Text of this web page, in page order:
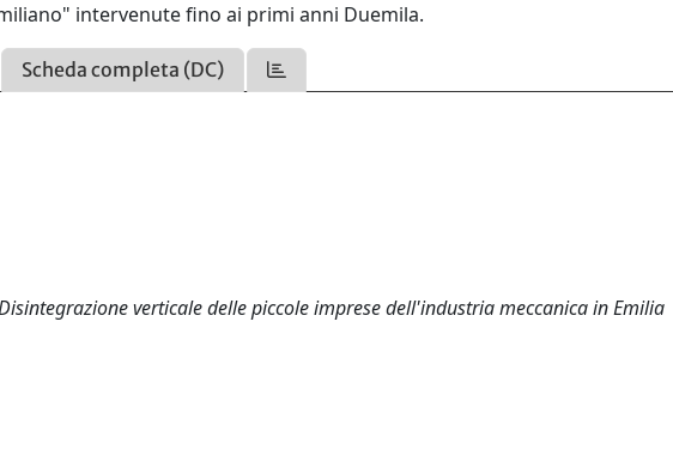
intervenute fino ai primi anni Duemila.
Scheda completa (DC)
verticale delle piccole imprese dell'industria meccanica in Emilia